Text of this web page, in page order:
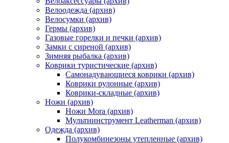
Велоодежда (архив)
Велосумки (архив)
Гермы (архив)
Газовые горелки и печки (архив)
Замки с сиреной (архив)
Зимняя рыбалка (архив)
Коврики туристические (архив)
Самонадувающиеся коврики (архив)
Коврики рулонные (архив)
Коврики-складные (архив)
Ножи (архив)
Ножи Mora (архив)
Мультиинструмент Leatherman (архив)
Одежда (архив)
Полукомбинезоны утепленные (архив)